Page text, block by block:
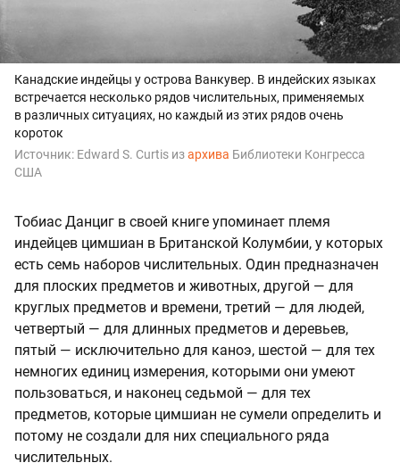
Канадские индейцы у острова Ванкувер. В индейских языках
встречается несколько рядов числительных, применяемых
в различных ситуациях, но каждый из этих рядов очень
короток
Источник: Edward S. Curtis изархива Библиотеки Конгресса
США
Тобиас Данциг в своей книге упоминает племя
индейцев цимшиан в Британской Колумбии, у которых
есть семь наборов числительных. Один предназначен
для плоских предметов и животных, другой — для
круглых предметов и времени, третий — для людей,
четвертый — для длинных предметов и деревьев,
пятый — исключительно для каноэ, шестой — для тех
немногих единиц измерения, которыми они умеют
пользоваться, и наконец седьмой — для тех
предметов, которые цимшиан не сумели определить и
потому не создали для них специального ряда
числительных.